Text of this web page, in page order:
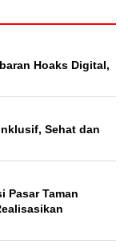
Hoaks Digital,
Sehat dan
Pasar Taman